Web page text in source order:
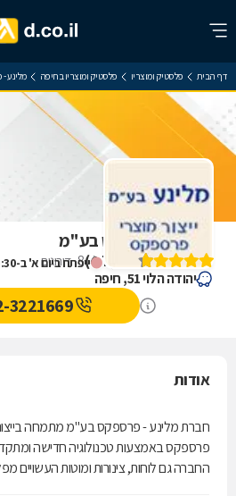
דף הבית פלסטיק ומוצריו פלסטיק ומוצריו בחיפה מלינע
ייפתח ביום א' ב-9:30
מלינע - פרספקס בע"מ
4.7
)
8דירוגים
יהודה הלוי 51, חיפה
3221669
אודות
חברת מלינע - פרספקס בע"מ מתמחה בייצור
פרספקס באמצעות טכנולוגיה חדישה
החברה גם לוחות, צינורות ומוטות